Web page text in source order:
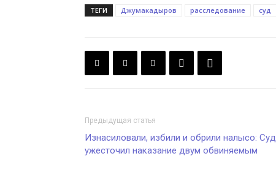
ТЕГИ Джумакадыров расследование суд
Предыдущая статья
Изнасиловали, избили и обрили налысо: Суд
ужесточил наказание двум обвиняемым